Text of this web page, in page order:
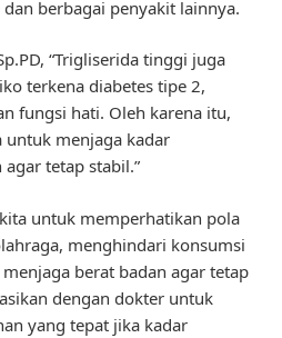
berbagai penyakit lainnya.
“Trigliserida tinggi juga
terkena diabetes tipe 2,
fungsi hati. Oleh karena itu,
menjaga kadar
tetap stabil.”
untuk memperhatikan pola
menghindari konsumsi
berat badan agar tetap
dengan dokter untuk
yang tepat jika kadar